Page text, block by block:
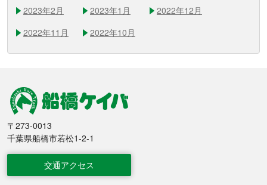
2023年2月
2023年1月
2022年12月
2022年11月
2022年10月
船橋競馬
〒273-0013
千葉県船橋市若松1-2-1
交通アクセス